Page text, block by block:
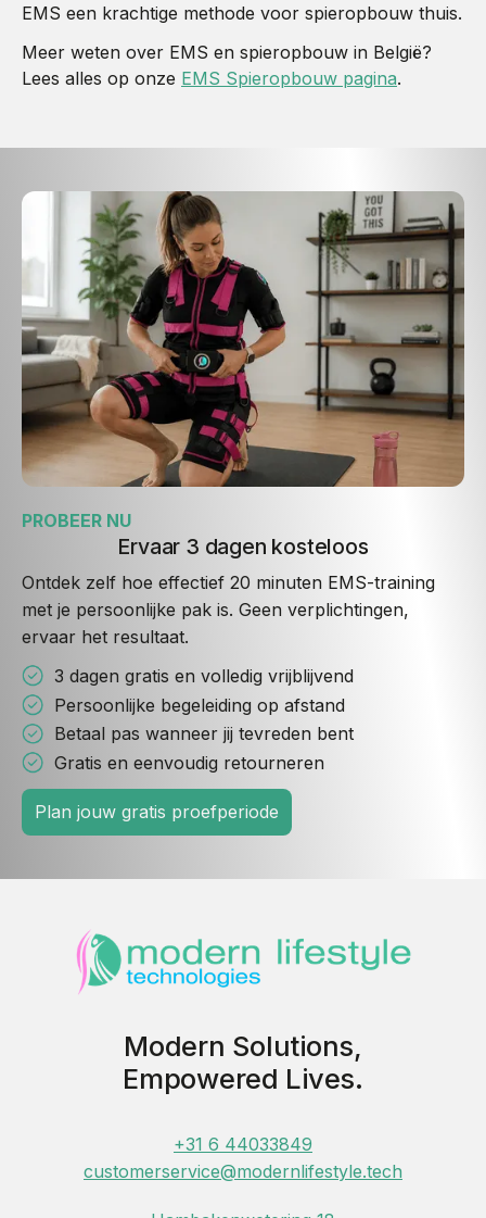
EMS een krachtige methode voor spieropbouw thuis.
Meer weten over EMS en spieropbouw in België?
Lees alles op onze EMS Spieropbouw pagina.
PROBEER NU
Ervaar 3 dagen kosteloos
Ontdek zelf hoe effectief 20 minuten EMS-training
met je persoonlijke pak is. Geen verplichtingen,
ervaar het resultaat.
3 dagen gratis en volledig vrijblijvend
Persoonlijke begeleiding op afstand
Betaal pas wanneer jij tevreden bent
Gratis en eenvoudig retourneren
Plan jouw gratis proefperiode
Modern Solutions,
Empowered Lives.
+31 6 44033849
customerservice@modernlifestyle.tech